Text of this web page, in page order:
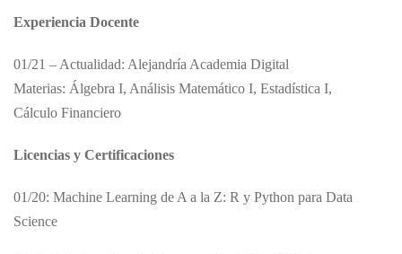
Experiencia Docente
01/21 – Actualidad: Alejandría Academia Digital
Materias: Álgebra I, Análisis Matemático I, Estadística I,
Cálculo Financiero
Licencias y Certificaciones
01/20: Machine Learning de A a la Z: R y Python para Data
Science